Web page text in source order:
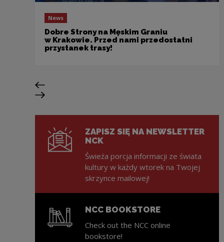
News
Dobre Strony na Męskim Graniu
w Krakowie. Przed nami przedostatni
przystanek trasy!
Previous slide
Next slide
ZAPISZ SIĘ NA NEWSLETTER
NCK
Świeża porcja informacji ze świata
kultury w każdy wtorek na Twojej
skrzynce mailowej!
NCC BOOKSTORE
Check out the NCC online
bookstore!